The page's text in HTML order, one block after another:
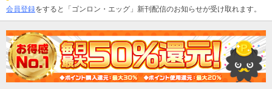
会員登録をすると「ゴンロン・エッグ」新刊配信のお知らせが受け取れます。